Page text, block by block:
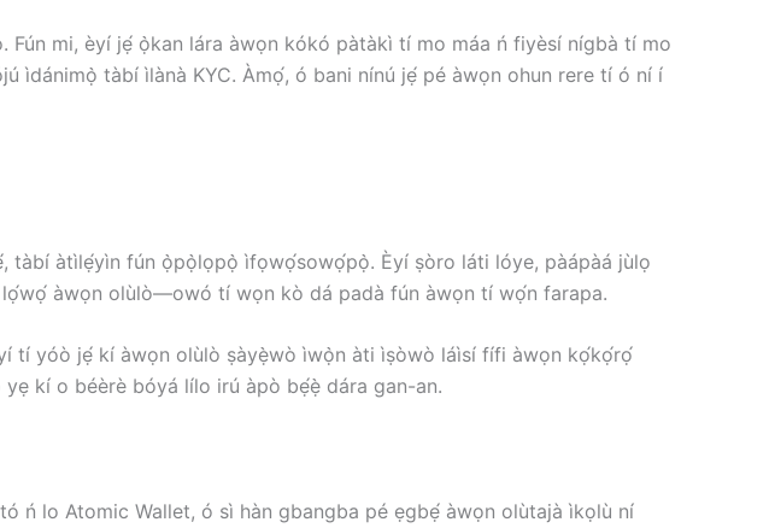
mi, èyí jẹ́ ọ̀kan lára ​​àwọn kókó pàtàkì tí mo máa ń fiyèsí nígbà tí mo
ìdánimọ̀ tàbí ìlànà KYC. Àmọ́, ó bani nínú jẹ́ pé àwọn ohun rere tí ó ní í
tàbí àtìlẹ́yìn fún ọ̀pọ̀lọpọ̀ ìfọwọ́sowọ́pọ̀. Èyí ṣòro láti lóye, pàápàá jùlọ
àwọn olùlò—owó tí wọn kò dá padà fún àwọn tí wọ́n farapa.
tí yóò jẹ́ kí àwọn olùlò ṣàyẹ̀wò ìwọ̀n àti ìṣòwò láìsí fífi àwọn kọ́kọ́rọ́
kí o béèrè bóyá lílo irú àpò bẹ́ẹ̀ dára gan-an.
lo Atomic Wallet, ó sì hàn gbangba pé ẹgbẹ́ àwọn olùtajà ìkọlù ní